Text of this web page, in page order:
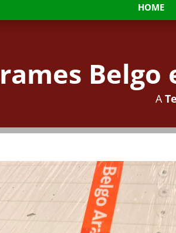
HOME
Belgo
A